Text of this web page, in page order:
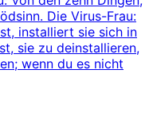
Die Virus-Frau:
installiert sie sich in
sie zu deinstallieren,
wenn du es nicht